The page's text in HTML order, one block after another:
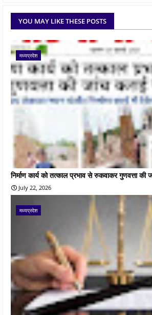
YOU MAY LIKE THESE POSTS
मध्यप्रदेश
निर्माण कार्य को तत्काल प्रभाव से रुकवाकर गुणवत्ता की
July 22, 2026
मध्यप्रदेश